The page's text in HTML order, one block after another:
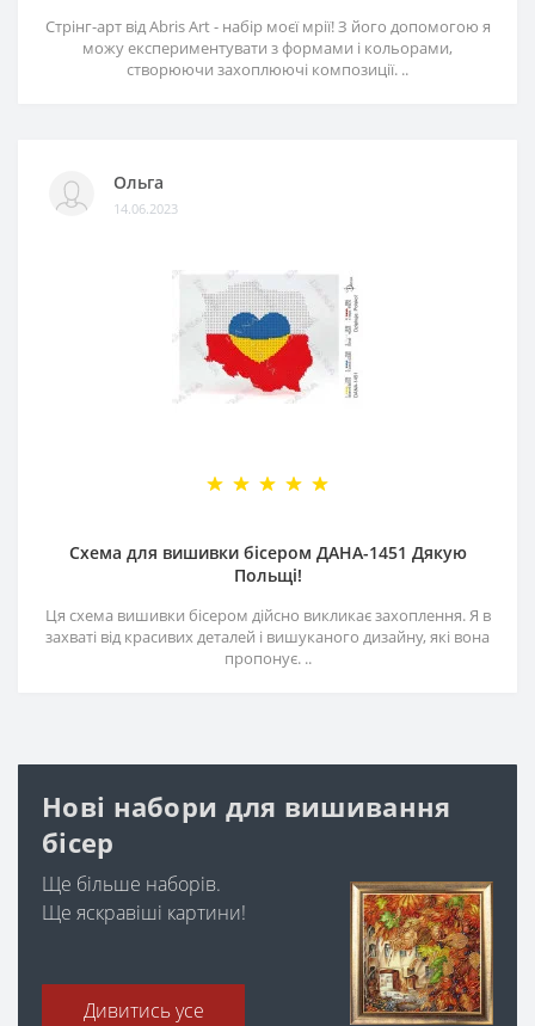
Стрінг-арт від Abris Art - набір моєї мрії! З його допомогою я
можу експериментувати з формами і кольорами,
створюючи захоплюючі композиції. ..
Ольга
14.06.2023
Схема для вишивки бісером ДАНА-1451 Дякую
Польщі!
Ця схема вишивки бісером дійсно викликає захоплення. Я в
захваті від красивих деталей і вишуканого дизайну, які вона
пропонує. ..
Нові набори для вишивання
бісер
Ще більше наборів.
Ще яскравіші картини!
Дивитись усе